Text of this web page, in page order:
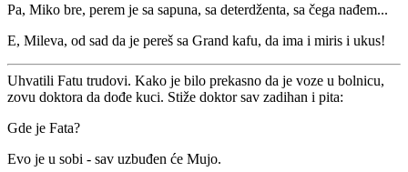
Pa, Miko bre, perem je sa sapuna, sa deterdženta, sa čega nađem...
E, Mileva, od sad da je pereš sa Grand kafu, da ima i miris i ukus!
Uhvatili Fatu trudovi. Kako je bilo prekasno da je voze u bolnicu,
zovu doktora da dođe kuci. Stiže doktor sav zadihan i pita:
Gde je Fata?
Evo je u sobi - sav uzbuđen će Mujo.